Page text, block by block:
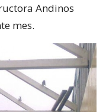
Andinos
mes.